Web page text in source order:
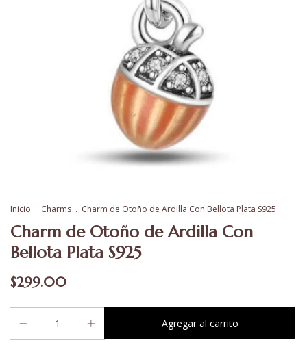
Inicio . Charms . Charm de Otoño de Ardilla Con Bellota Plata S925
Charm de Otoño de Ardilla Con
Bellota Plata S925
$299.00